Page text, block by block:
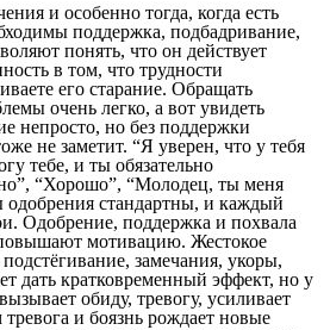
и особенно тогда, когда есть
поддержка, подбадривание,
понять, что он действует
в том, что трудности
его старание. Обращать
очень легко, а вот увидеть
непросто, но без поддержки
не заметит. “Я уверен, что у тебя
тебе, и ты обязательно
“Хорошо”, “Молодец, ты меня
стандартны, и каждый
Одобрение, поддержка и похвала
мотивацию. Жестокое
замечания, укоры,
дать кратковременный эффект, но у
обиду, тревогу, усиливает
и боязнь рождает новые